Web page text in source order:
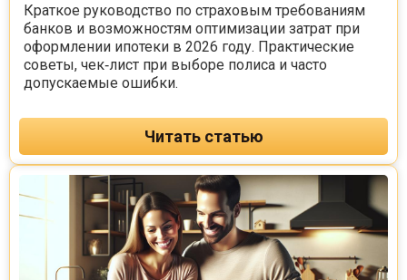
Краткое руководство по страховым требованиям
банков и возможностям оптимизации затрат при
оформлении ипотеки в 2026 году. Практические
советы, чек‑лист при выборе полиса и часто
допускаемые ошибки.
Читать статью